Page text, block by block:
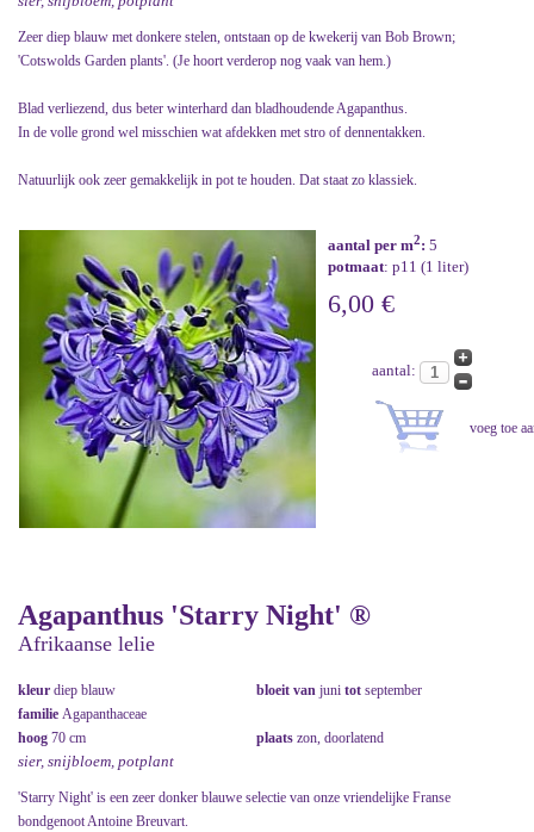
Zeer diep blauw met donkere stelen, ontstaan op de kwekerij van Bob Brown;
'Cotswolds Garden plants'. (Je hoort verderop nog vaak van hem.)
Blad verliezend, dus beter winterhard dan bladhoudende Agapanthus.
In de volle grond wel misschien wat afdekken met stro of dennentakken.
Natuurlijk ook zeer gemakkelijk in pot te houden. Dat staat zo klassiek.
aantal per m2: 5
potmaat: p11 (1 liter)
6,00 €
aantal:
Agapanthus 'Starry Night' ®
Afrikaanse lelie
kleur diep blauw bloeit van juni tot september
familie Agapanthaceae
hoog 70 cm plaats zon, doorlatend
sier, snijbloem, potplant
'Starry Night' is een zeer donker blauwe selectie van onze vriendelijke Franse
bondgenoot Antoine Breuvart.